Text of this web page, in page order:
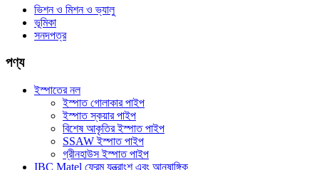
ভিশন ও মিশন ও ভ্যালু
ভূমিকা
সনদপত্র
পণ্য
ইস্পাতের নল
ইস্পাত গোলাকার পাইপ
ইস্পাত স্কয়ার পাইপ
বিশেষ আকৃতির ইস্পাত পাইপ
SSAW ইস্পাত পাইপ
গ্রীনহাউস ইস্পাত পাইপ
IBC Matel ফ্রেম যন্ত্রাংশ এবং আনুষাঙ্গিক